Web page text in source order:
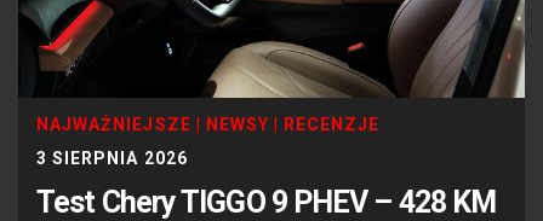
NAJWAŻNIEJSZE NEWSY
RECENZJE
3 SIERPNIA 2026
Test Chery TIGGO 9 PHEV – 428 KM